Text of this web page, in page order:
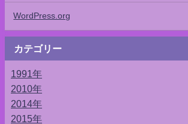
WordPress.org
カテゴリー
1991年
2010年
2014年
2015年